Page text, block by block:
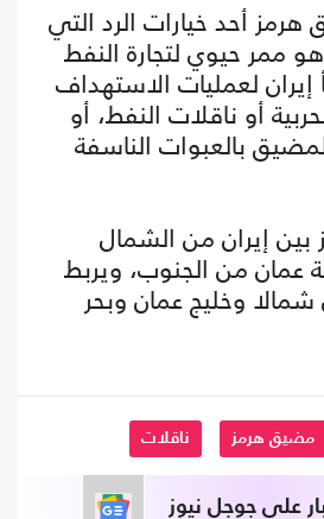
أحد خيارات الرد التي
ممر حيوي لتجارة النفط
إيران لعمليات الاستهداف
أو ناقلات النفط، أو
بالعبوات الناسفة
إيران من الشمال
عمان من الجنوب، ويربط
شمالا وخليج عمان وبحر
مضيق هرمز ناقلات
على جوجل نيوز